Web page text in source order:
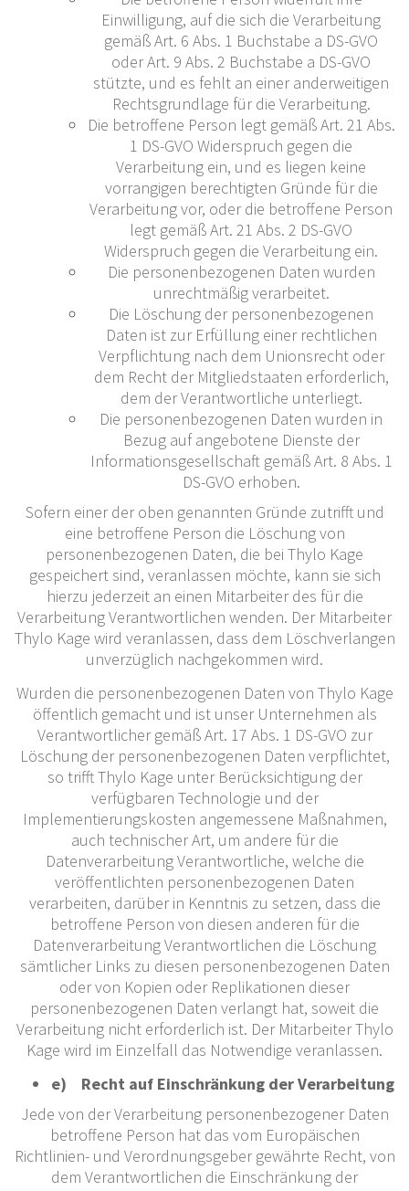
Einwilligung, auf die sich die Verarbeitung
gemäß Art. 6 Abs. 1 Buchstabe a DS-GVO
oder Art. 9 Abs. 2 Buchstabe a DS-GVO
stützte, und es fehlt an einer anderweitigen
Rechtsgrundlage für die Verarbeitung.
Die betroffene Person legt gemäß Art. 21 Abs.
1 DS-GVO Widerspruch gegen die
Verarbeitung ein, und es liegen keine
vorrangigen berechtigten Gründe für die
Verarbeitung vor, oder die betroffene Person
legt gemäß Art. 21 Abs. 2 DS-GVO
Widerspruch gegen die Verarbeitung ein.
Die personenbezogenen Daten wurden
unrechtmäßig verarbeitet.
Die Löschung der personenbezogenen
Daten ist zur Erfüllung einer rechtlichen
Verpflichtung nach dem Unionsrecht oder
dem Recht der Mitgliedstaaten erforderlich,
dem der Verantwortliche unterliegt.
Die personenbezogenen Daten wurden in
Bezug auf angebotene Dienste der
Informationsgesellschaft gemäß Art. 8 Abs. 1
DS-GVO erhoben.
Sofern einer der oben genannten Gründe zutrifft und
eine betroffene Person die Löschung von
personenbezogenen Daten, die bei Thylo Kage
gespeichert sind, veranlassen möchte, kann sie sich
hierzu jederzeit an einen Mitarbeiter des für die
Verarbeitung Verantwortlichen wenden. Der Mitarbeiter
Thylo Kage wird veranlassen, dass dem Löschverlangen
unverzüglich nachgekommen wird.
Wurden die personenbezogenen Daten von Thylo Kage
öffentlich gemacht und ist unser Unternehmen als
Verantwortlicher gemäß Art. 17 Abs. 1 DS-GVO zur
Löschung der personenbezogenen Daten verpflichtet,
so trifft Thylo Kage unter Berücksichtigung der
verfügbaren Technologie und der
Implementierungskosten angemessene Maßnahmen,
auch technischer Art, um andere für die
Datenverarbeitung Verantwortliche, welche die
veröffentlichten personenbezogenen Daten
verarbeiten, darüber in Kenntnis zu setzen, dass die
betroffene Person von diesen anderen für die
Datenverarbeitung Verantwortlichen die Löschung
sämtlicher Links zu diesen personenbezogenen Daten
oder von Kopien oder Replikationen dieser
personenbezogenen Daten verlangt hat, soweit die
Verarbeitung nicht erforderlich ist. Der Mitarbeiter Thylo
Kage wird im Einzelfall das Notwendige veranlassen.
e) Recht auf Einschränkung der Verarbeitung
Jede von der Verarbeitung personenbezogener Daten
betroffene Person hat das vom Europäischen
Richtlinien- und Verordnungsgeber gewährte Recht, von
dem Verantwortlichen die Einschränkung der